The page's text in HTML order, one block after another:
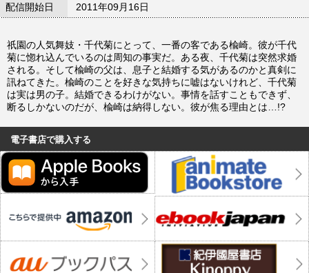
配信開始日 2011年09月16日
祇園の人気舞妓・千代菊にとって、一番の客である楡崎。彼が千代
菊に惚れ込んでいるのは周知の事実だ。ある夜、千代菊は突然求婚
される。そして楡崎の父は、息子と結婚する気があるのかと真剣に
訊ねてきた。楡崎のことを好きな気持ちに嘘はないけれど、千代菊
は実は男の子。結婚できるわけがない。事情を話すこともできず、
断るしかないのだが、楡崎は納得しない。彼が焦る理由とは…!?
電子書店で購入する